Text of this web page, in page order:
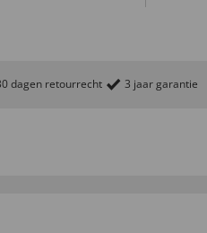
dagen retourrecht 3 jaar garantie